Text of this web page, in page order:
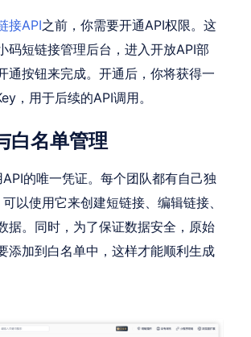
接API之前，你需要开通API权限。这
码短链接管理后台，进入开放API部
通按钮来完成。开通后，你将获得一
，用于后续的API调用。
白名单管理
的唯一凭证。每个团队都有自己独
以使用它来创建短链接、编辑链接、
据。同时，为了保证数据安全，原始
添加到白名单中，这样才能顺利生成